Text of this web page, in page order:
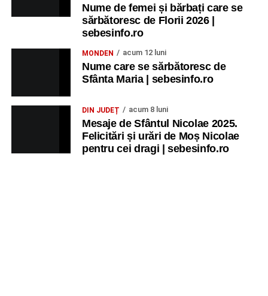
Nume de femei și bărbați care se
sărbătoresc de Florii 2026 |
sebesinfo.ro
MONDEN acum 12 luni
Nume care se sărbătoresc de
Sfânta Maria | sebesinfo.ro
DIN JUDEȚ acum 8 luni
Mesaje de Sfântul Nicolae 2025.
Felicitări și urări de Moș Nicolae
pentru cei dragi | sebesinfo.ro